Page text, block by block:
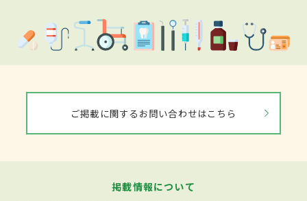
ご掲載に関するお問い合わせはこちら
掲載情報について